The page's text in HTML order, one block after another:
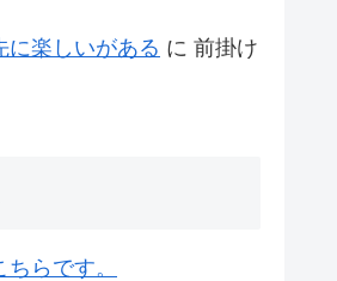
に楽しいがある に 前掛け
らです。